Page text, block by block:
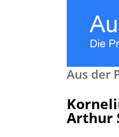
Aus der
Arthur